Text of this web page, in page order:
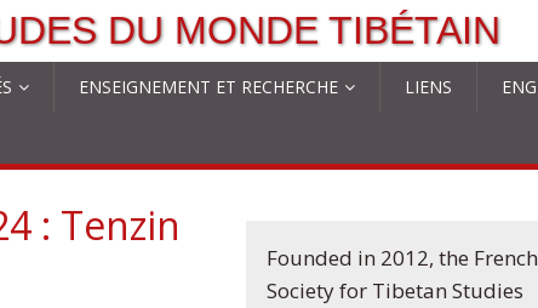
DU MONDE TIBÉTAIN
ENSEIGNEMENT ET RECHERCHE LIENS ENG
: Tenzin
Founded in 2012, the French
Society for Tibetan Studies